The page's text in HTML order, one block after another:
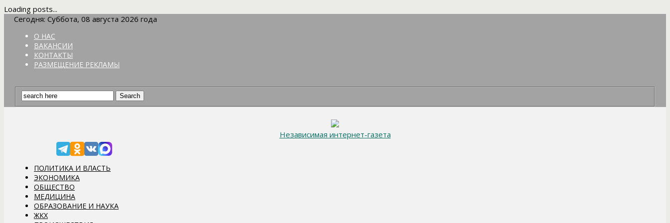
Loading posts...
Сегодня: Суббота, 08 августа 2026 года
О НАС
ВАКАНСИИ
КОНТАКТЫ
РАЗМЕЩЕНИЕ РЕКЛАМЫ
Независимая интернет-газета
ПОЛИТИКА И ВЛАСТЬ
ЭКОНОМИКА
ОБЩЕСТВО
МЕДИЦИНА
ОБРАЗОВАНИЕ И НАУКА
ЖКХ